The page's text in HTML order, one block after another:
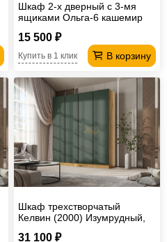
Шкаф 2-х дверный с 3-мя
ящиками Ольга-6 кашемир
15 500 ₽
В корзину
Купить в 1 клик
Шкаф трехстворчатый
Келвин (2000) Изумрудный,
31 100 ₽